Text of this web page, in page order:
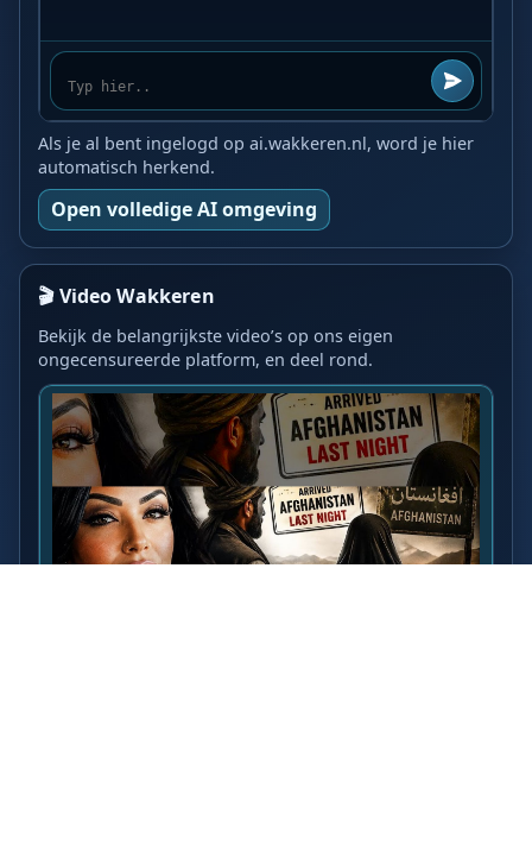
Als je al bent ingelogd op ai.wakkeren.nl, word je hier
automatisch herkend.
Open volledige AI omgeving
🎬 Video Wakkeren
Bekijk de belangrijkste video’s op ons eigen
ongecensureerde platform, en deel rond.